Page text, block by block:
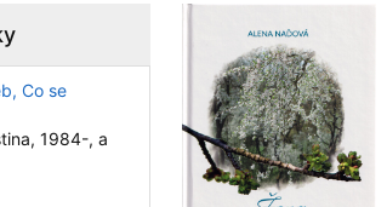
Co se
1984-, a